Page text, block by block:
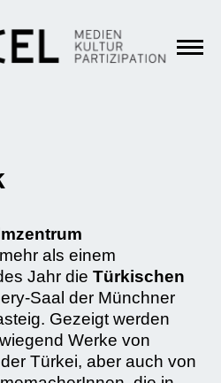
als einem
Jahr die Türkischen
Saal der Münchner
Gezeigt werden
Werke von
Türkei, aber auch von